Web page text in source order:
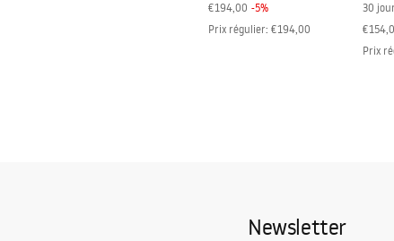
€194,00 -5%
Prix régulier: €194,00
30
Prix
Newsletter